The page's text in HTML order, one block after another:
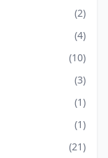
(2)
(4)
(10)
(3)
(1)
(1)
(21)